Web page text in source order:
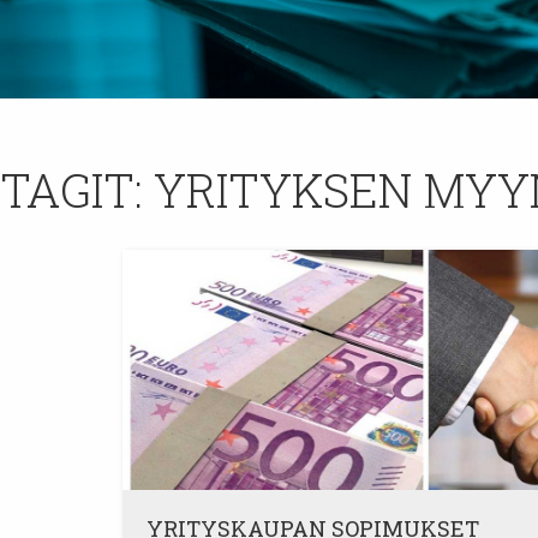
TAGIT: YRITYKSEN
YRITYSKAUPAN SOPIMUKSET